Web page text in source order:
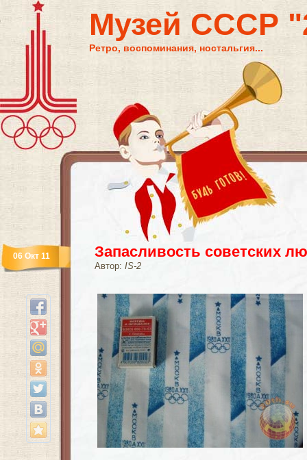
Музей СССР
Ретро, воспоминания, ностальгия...
Запасливость советских
Автор: IS-2
06 Окт 11